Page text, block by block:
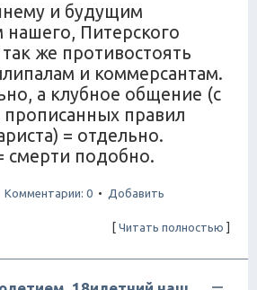
и будущим
нашего, Питерского
же противостоять
и коммерсантам.
а клубное общение (с
правил
= отдельно.
смерти подобно.
Комментарии: 0 •
Добавить
[ Читать полностью ]